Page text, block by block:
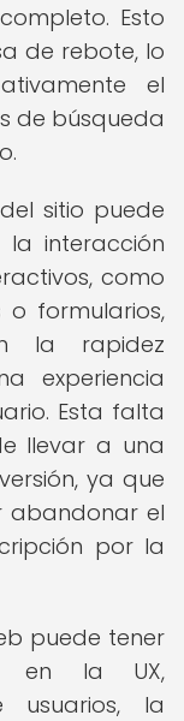
Esto
de rebote, lo
el
de búsqueda
sitio puede
la interacción
como
o formularios,
la rapidez
experiencia
Esta falta
llevar a una
ya que
abandonar el
por la
puede tener
en la UX,
usuarios, la